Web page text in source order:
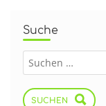
Suche
SUCHEN